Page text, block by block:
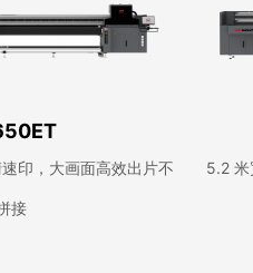
印，大画面高效出片不
接
5.2 米